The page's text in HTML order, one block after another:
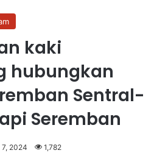
kaki
hubungkan
Sentral-
Seremban
2024 1,782